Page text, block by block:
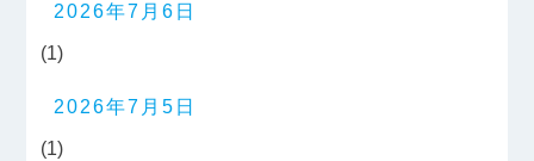
2026年7月6日
(1)
2026年7月5日
(1)